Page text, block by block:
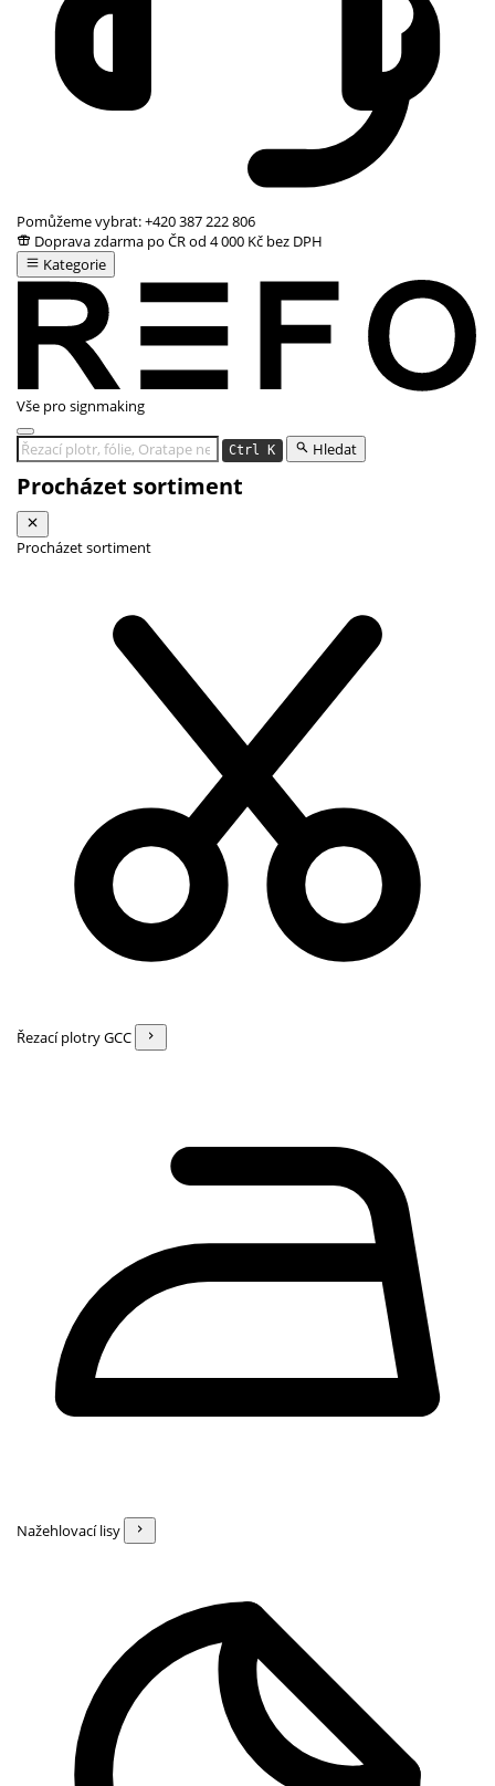
Pomůžeme vybrat:+420 387 222 806
Doprava zdarma po ČR od 4 000 Kč bez DPH
Kategorie
Vše pro signmaking
Ctrl K Hledat
Procházet sortiment
Procházet sortiment
Řezací plotry GCC
Nažehlovací lisy